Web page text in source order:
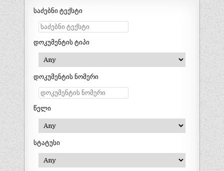
საძებნი ტექსტი
დოკუმენტის ტიპი
დოკუმენტის ნომერი
წელი
სტატუსი